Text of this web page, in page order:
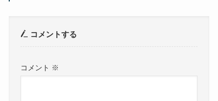
コメントする
コメント ※